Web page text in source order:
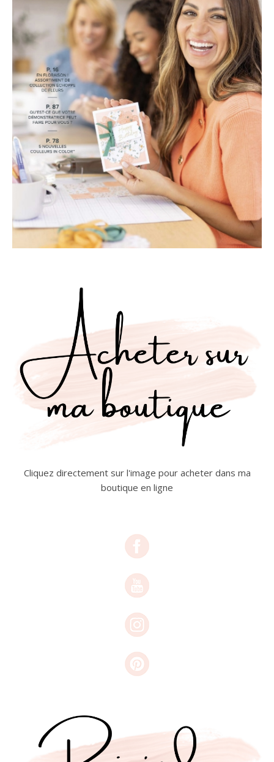
Cliquez directement sur l'image pour acheter dans ma
boutique en ligne